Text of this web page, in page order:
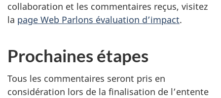
collaboration et les commentaires reçus, visitez
la page Web Parlons évaluation d’impact.
Prochaines étapes
Tous les commentaires seront pris en
considération lors de la finalisation de l’entente